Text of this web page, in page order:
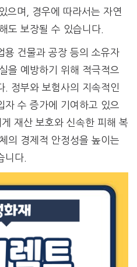
으며, 경우에 따라서는 자연
도 보장될 수 있습니다.
용 건물과 공장 등의 소유자
을 예방하기 위해 적극적으
. 정부와 보험사의 지속적인
자 수 증가에 기여하고 있으
재산 보호와 신속한 피해 복
의 경제적 안정성을 높이는
니다.